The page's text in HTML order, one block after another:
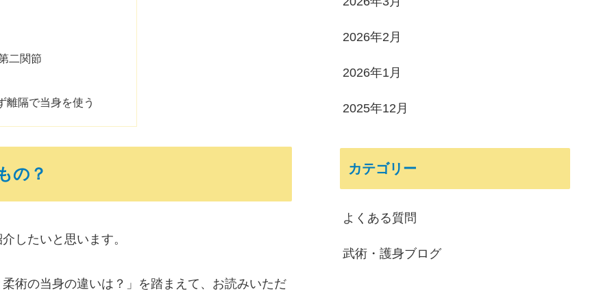
二関節
離隔で当身を使う
の？
したいと思います。
術の当身の違いは？」を踏まえて、お読みいただ
2026年2月
2026年1月
2025年12月
カテゴリー
よくある質問
武術・護身ブログ